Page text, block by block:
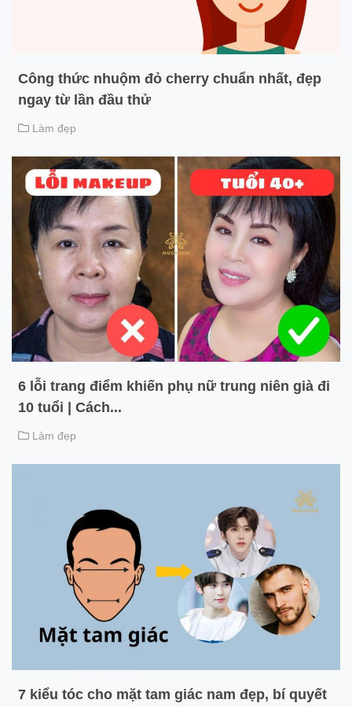
Công thức nhuộm đỏ cherry chuẩn nhất, đẹp
ngay từ lần đầu thử
Làm đẹp
6 lỗi trang điểm khiến phụ nữ trung niên già đi
10 tuổi | Cách...
Làm đẹp
7 kiểu tóc cho mặt tam giác nam đẹp, bí quyết